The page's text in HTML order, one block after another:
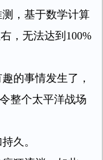
，基于数学计算
，无法达到100%
的事情发生了，
整个太平洋战场
久。